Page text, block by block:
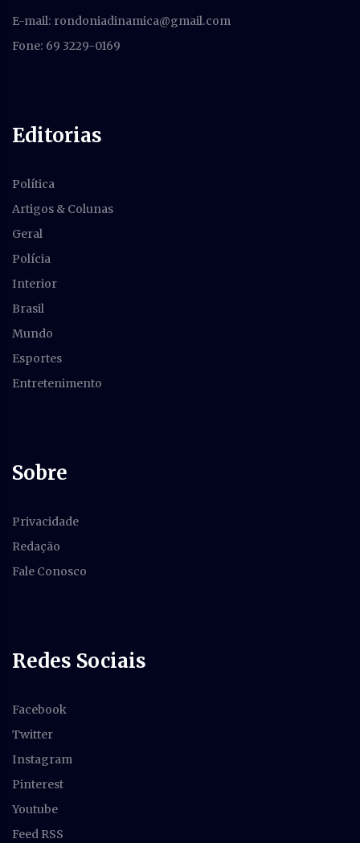
E-mail: rondoniadinamica@gmail.com
Fone: 69 3229-0169
Editorias
Política
Artigos & Colunas
Geral
Polícia
Interior
Brasil
Mundo
Esportes
Entretenimento
Sobre
Privacidade
Redação
Fale Conosco
Redes Sociais
Facebook
Twitter
Instagram
Pinterest
Youtube
Feed RSS